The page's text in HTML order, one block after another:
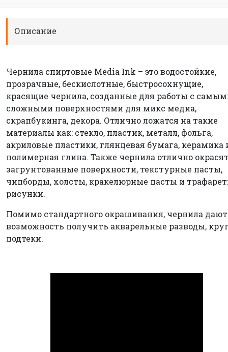
Описание
Чернила спиртовые Media Ink – это водостойкие,
прозрачные, бескислотные, быстросохнущие,
красящие чернила, созданные для работы с
сложными поверхностями для микс медиа,
скрапбукинга, декора. Отлично ложатся на такие
материалы как: стекло, пластик, металл, фольга,
акриловые пластики, глянцевая бумага, керамика
полимерная глина. Также чернила отлично
загрунтованные поверхности, текстурные пасты,
чипборды, холсты, кракелюрные пасты и
рисунки.
Помимо стандартного окрашивания, чернила дают
возможность получить акварельные разводы,
подтеки.